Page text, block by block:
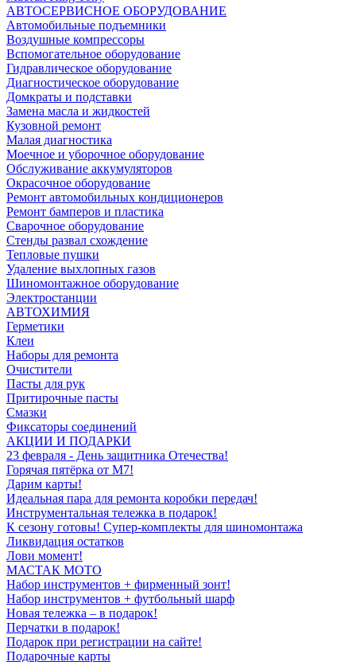
АВТОСЕРВИСНОЕ ОБОРУДОВАНИЕ
Автомобильные подъемники
Воздушные компрессоры
Вспомогательное оборудование
Гидравлическое оборудование
Диагностическое оборудование
Домкраты и подставки
Замена масла и жидкостей
Кузовной ремонт
Малая диагностика
Моечное и уборочное оборудование
Обслуживание аккумуляторов
Окрасочное оборудование
Ремонт автомобильных кондиционеров
Ремонт бамперов и пластика
Сварочное оборудование
Стенды развал схождение
Тепловые пушки
Удаление выхлопных газов
Шиномонтажное оборудование
Электростанции
АВТОХИМИЯ
Герметики
Клеи
Наборы для ремонта
Очистители
Пасты для рук
Притирочные пасты
Смазки
Фиксаторы соединений
АКЦИИ И ПОДАРКИ
23 февраля - День защитника Отечества!
Горячая пятёрка от M7!
Дарим карты!
Идеальная пара для ремонта коробки передач!
Инструментальная тележка в подарок!
К сезону готовы! Супер-комплекты для шиномонтажа
Ликвидация остатков
Лови момент!
МАСТАК МОТО
Набор инструментов + фирменный зонт!
Набор инструментов + футбольный шарф
Новая тележка – в подарок!
Перчатки в подарок!
Подарок при регистрации на сайте!
Подарочные карты